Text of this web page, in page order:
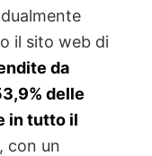
il sito web di
da
delle
in tutto il
, con un